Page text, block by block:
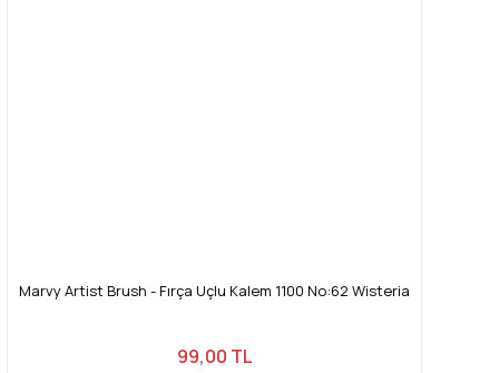
Marvy Artist Brush - Fırça Uçlu Kalem 1100 No:62 Wisteria
99,00 TL